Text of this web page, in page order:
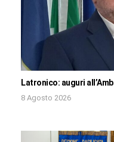
Latronico: auguri
8 Agosto 2026